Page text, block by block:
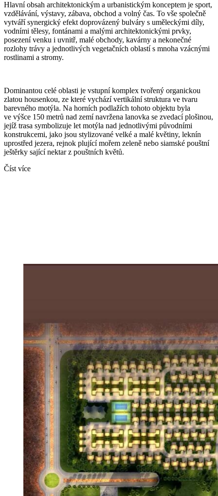
Hlavní obsah architektonickým a urbanistickým konceptem je sport,
vzdělávání, výstavy, zábava, obchod a volný čas. To vše společně
vytváří synergický efekt doprovázený bulváry s uměleckými díly,
vodními tělesy, fontánami a malými architektonickými prvky,
posezení venku i uvnitř, malé obchody, kavárny a nekonečné
rozlohy trávy a jednotlivých vegetačních oblastí s mnoha vzácnými
rostlinami a stromy.
Dominantou celé oblasti je vstupní komplex tvořený organickou
zlatou housenkou, ze které vychází vertikální struktura ve tvaru
barevného motýla. Na horních podlažích tohoto objektu byla
ve výšce 150 metrů nad zemí navržena lanovka se zvedací plošinou,
jejíž trasa symbolizuje let motýla nad jednotlivými původními
konstrukcemi, jako jsou stylizované velké a malé květiny, leknín
uprostřed jezera, rejnok plující mořem zeleně nebo siamské pouštní
ještěrky sající nektar z pouštních květů.
Číst více